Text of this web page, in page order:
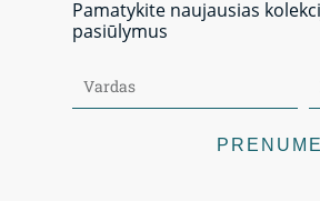
Pamatykite naujausias
pasiūlymus